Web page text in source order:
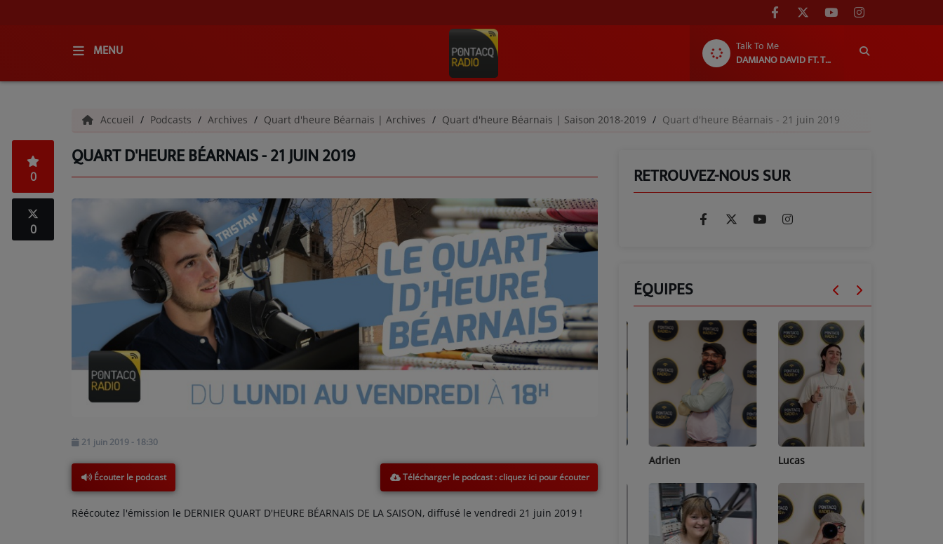
MENU
Talk To Me
DAMIANO DAVID FT. TYLA FT. NILE RODGERS
QUI SOMMES-NOUS ?
GRILLE DES PROGRAMMES
C'ÉTAIT QUOI CE TITRE ?
PODCASTS - SAISON 2026/2027
NOS PROGRAMMES COURTS
ARCHIVES - SAISONS PASSÉES
ANNONCEURS & ESPACE PRO
VOTRE PUBLICITÉ SUR PONTACQ RADIO
Accueil Podcasts Archives Quart d'heure Béarnais | Archives Quart d'heure Béarnais | Saison 2018-2019 Quart d'heure Béarnais - 21 juin 2019
QUART D'HEURE BÉARNAIS - 21 JUIN 2019
0
0
21 juin 2019 - 18:30
Écouter le podcast Télécharger le podcast
Réécoutez l'émission le DERNIER QUART D'HEURE BÉARNAIS DE LA SAISON, diffusé le vendredi 21 juin 2019 !
RETROUVEZ-NOUS SUR
ÉQUIPES
Marion Adrien Lucas